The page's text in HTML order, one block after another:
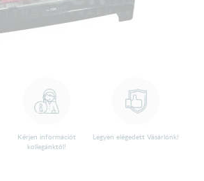
Kérjen információt
kollegánktól!
Legyen elégedett Vásárlónk!